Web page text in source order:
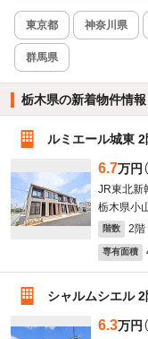
東京都 神奈川県
群馬県
栃木県の新着物件情報
ルミエール城東
6.7万円
JR東北新
栃木県小
階数 2階
専有面積
シャルムシエル
6.3万円